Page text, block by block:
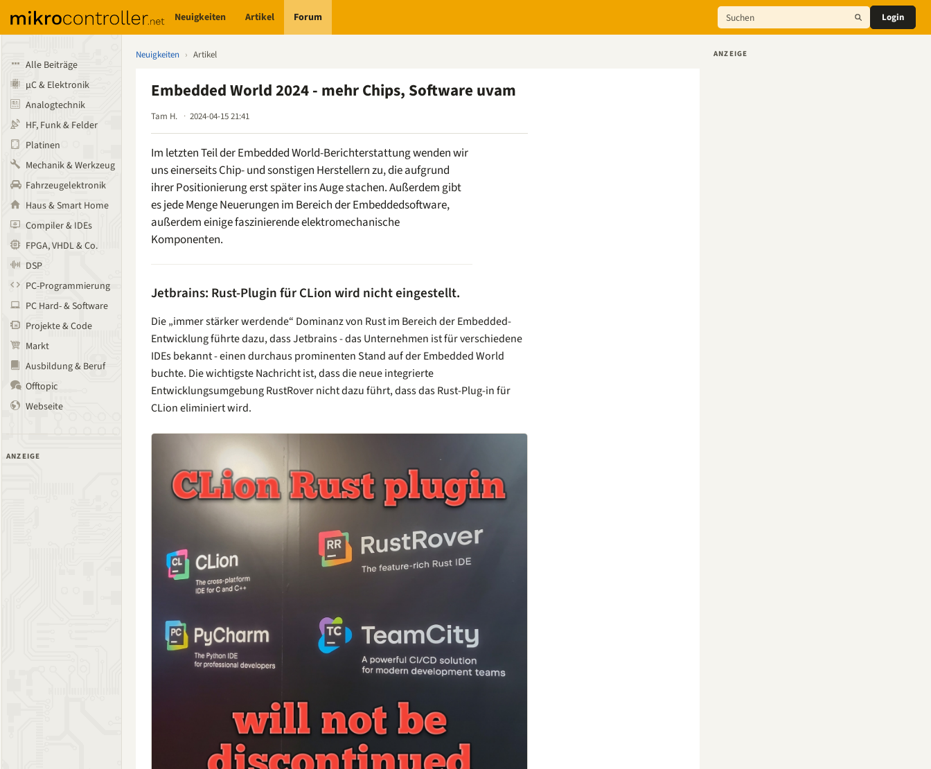
Neuigkeiten Artikel Forum Login
Alle Beiträge
µC & Elektronik
Analogtechnik
HF, Funk & Felder
Platinen
Mechanik & Werkzeug
Fahrzeugelektronik
Haus & Smart Home
Compiler & IDEs
FPGA, VHDL & Co.
DSP
PC-Programmierung
PC Hard- & Software
Projekte & Code
Markt
Ausbildung & Beruf
Offtopic
Webseite
ANZEIGE
Neuigkeiten › Artikel
Embedded World 2024 - mehr Chips, Software uvam
Tam H. 2024-04-15 21:41
Im letzten Teil der Embedded World-Berichterstattung wenden wir
uns einerseits Chip- und sonstigen Herstellern zu, die aufgrund
ihrer Positionierung erst später ins Auge stachen. Außerdem gibt
es jede Menge Neuerungen im Bereich der Embeddedsoftware,
außerdem einige faszinierende elektromechanische
Komponenten.
Jetbrains: Rust-Plugin für CLion wird nicht eingestellt.
Die „immer stärker werdende“ Dominanz von Rust im Bereich der Embedded-
Entwicklung führte dazu, dass Jetbrains - das Unternehmen ist für verschiedene
IDEs bekannt - einen durchaus prominenten Stand auf der Embedded World
buchte. Die wichtigste Nachricht ist, dass die neue integrierte
Entwicklungsumgebung RustRover nicht dazu führt, dass das Rust-Plug-in für
CLion eliminiert wird.
ANZEIGE